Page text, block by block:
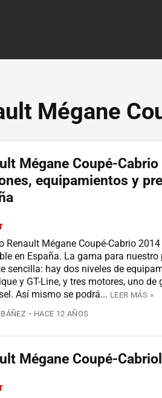
Mégane
Mégane Coupé-
equipamientos y
Renault Mégane Coupé-Cabrio
en España. La gama para nuestro
sencilla: hay dos niveles de
y GT-Line, y tres motores, uno de
Así mismo se podrá... LEER MÁS »
HACE 12 AÑOS
Mégane Coupé-